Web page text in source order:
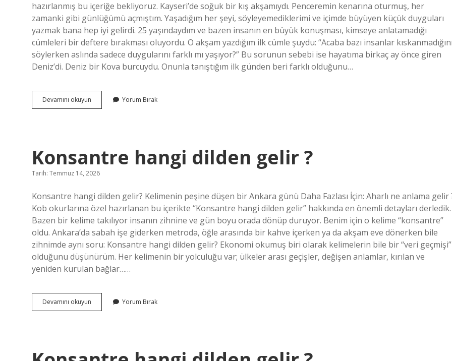
hazırlanmış bu içeriğe bekliyoruz. Kayseri’de soğuk bir kış akşamıydı. Penceremin kenarına oturmuş, her
zamanki gibi günlüğümü açmıştım. Yaşadığım her şeyi, söyleyemediklerimi ve içimde büyüyen küçük duyguları
yazmak bana hep iyi gelirdi. 25 yaşındaydım ve bazen insanın en büyük konuşması, kimseye anlatamadığı
cümleleri bir deftere bırakması oluyordu. O akşam yazdığım ilk cümle şuydu: “Acaba bazı insanlar
söylerken aslında sadece duygularını farklı mı yaşıyor?” Bu sorunun sebebi ise hayatıma birkaç ay önce giren
Deniz’di. Deniz bir Kova burcuydu. Onunla tanıştığım ilk günden beri farklı olduğunu…
Devamını okuyun
kıskanç
Yorum Bırak
Konsantre hangi dilden gelir ?
Tarih: Temmuz 14, 2026
Konsantre hangi dilden gelir? Kelimenin peşine düşen bir Ankara günü Daha Fazlası İçin: Aharlı ne anlama gelir
Kob okurlarına özel hazırlanan bu içerikte “Konsantre hangi dilden gelir” hakkında en önemli detayları derledik.
Bazen bir kelime takılıyor insanın zihnine ve gün boyu orada dönüp duruyor. Benim için o kelime “konsantre”
oldu. Ankara’da sabah işe giderken metroda, öğle arasında bir kahve içerken ya da akşam eve dönerken bile
zihnimde aynı soru: Konsantre hangi dilden gelir? Ekonomi okumuş biri olarak kelimelerin bile bir “veri geçmişi”
olduğunu düşünürüm. Her kelimenin bir yolculuğu var; ülkeler arası geçişler, değişen anlamlar, kırılan ve
yeniden kurulan bağlar……
Devamını okuyun Konsantre
hangi
Yorum Bırak